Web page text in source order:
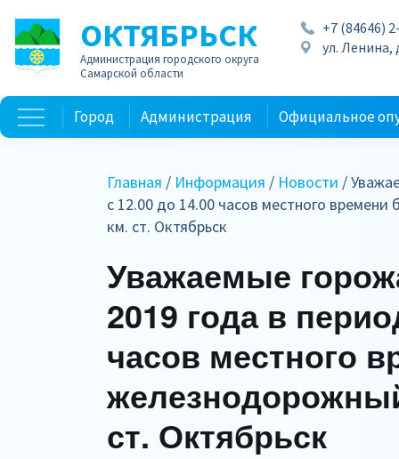
ОКТЯБРЬСК
Администрация городского округа
Самарской области
+7 (84646)
ул. Ленина,
Город Администрация Официальное
Главная / Информация / Новости /
с 12.00 до 14.00 часов местного
км. ст. Октябрьск
Уважаемые
2019 года в
часов местного
ст. Октябрьск